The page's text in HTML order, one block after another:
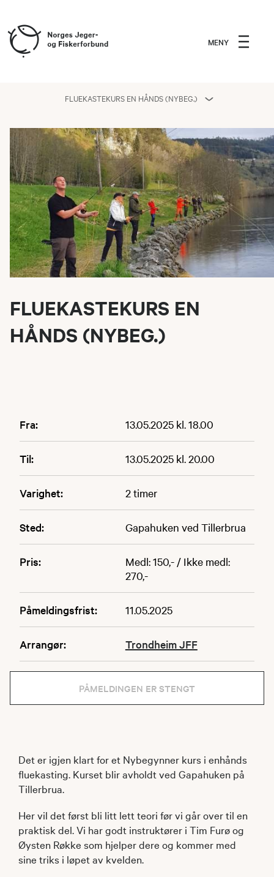
MENY
FLUEKASTEKURS EN HÅNDS (NYBEG.)
FLUEKASTEKURS EN
HÅNDS (NYBEG.)
Fra: 13.05.2025 kl. 18.00
Til: 13.05.2025 kl. 20.00
Varighet: 2 timer
Sted: Gapahuken ved Tillerbrua
Pris:
Medl: 150,- / Ikke medl:
270,-
Påmeldingsfrist: 11.05.2025
Arrangør: Trondheim JFF
PÅMELDINGEN ER STENGT
Det er igjen klart for et Nybegynner kurs i enhånds
fluekasting. Kurset blir avholdt ved Gapahuken på
Tillerbrua.
Her vil det først bli litt lett teori før vi går over til en
praktisk del. Vi har godt instruktører i Tim Furø og
Øysten Røkke som hjelper dere og kommer med
sine triks i løpet av kvelden.